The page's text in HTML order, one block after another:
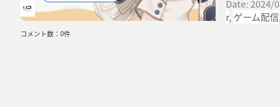
Date:
r, ゲーム配信
コメント数：0件